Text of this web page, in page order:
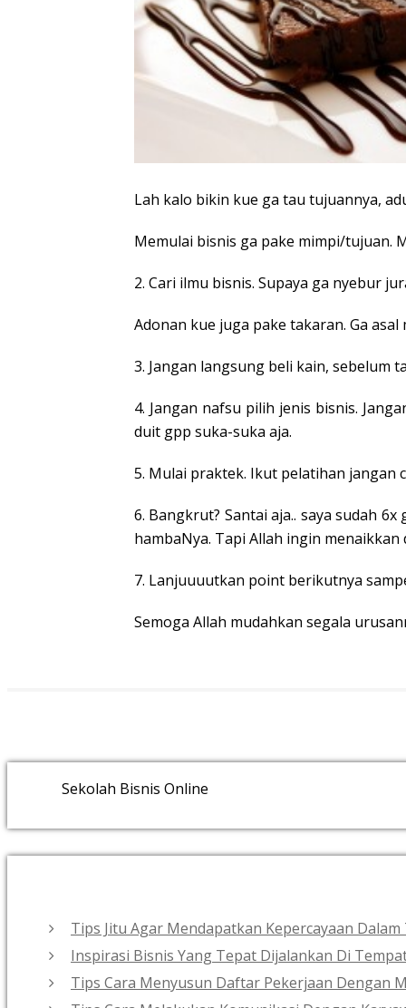
Lah kalo bikin kue ga tau tujuannya,
Memulai bisnis ga pake mimpi/tujuan.
2. Cari ilmu bisnis. Supaya ga nyebur
Adonan kue juga pake takaran. Ga
3. Jangan langsung beli kain, sebelum
4. Jangan nafsu pilih jenis bisnis.
duit gpp suka-suka aja.
5. Mulai praktek. Ikut pelatihan jangan
6. Bangkrut? Santai aja.. saya sudah
hambaNya. Tapi Allah ingin
7. Lanjuuuutkan point berikutnya
Semoga Allah mudahkan segala
Sekolah Bisnis Online
Tips Jitu Agar Mendapatkan Kepercayaan Dalam
Inspirasi Bisnis Yang Tepat Dijalankan Di
Tips Cara Menyusun Daftar Pekerjaan Dengan